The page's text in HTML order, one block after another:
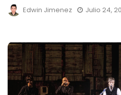
Edwin Jimenez Julio 24,